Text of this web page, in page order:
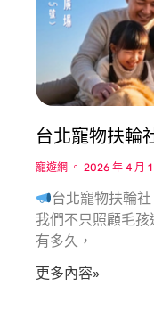
台北寵物扶輪
寵遊網 2026 年 4 月 1
台北寵物扶輪
我們不只照顧毛
有多久，
更多內容»